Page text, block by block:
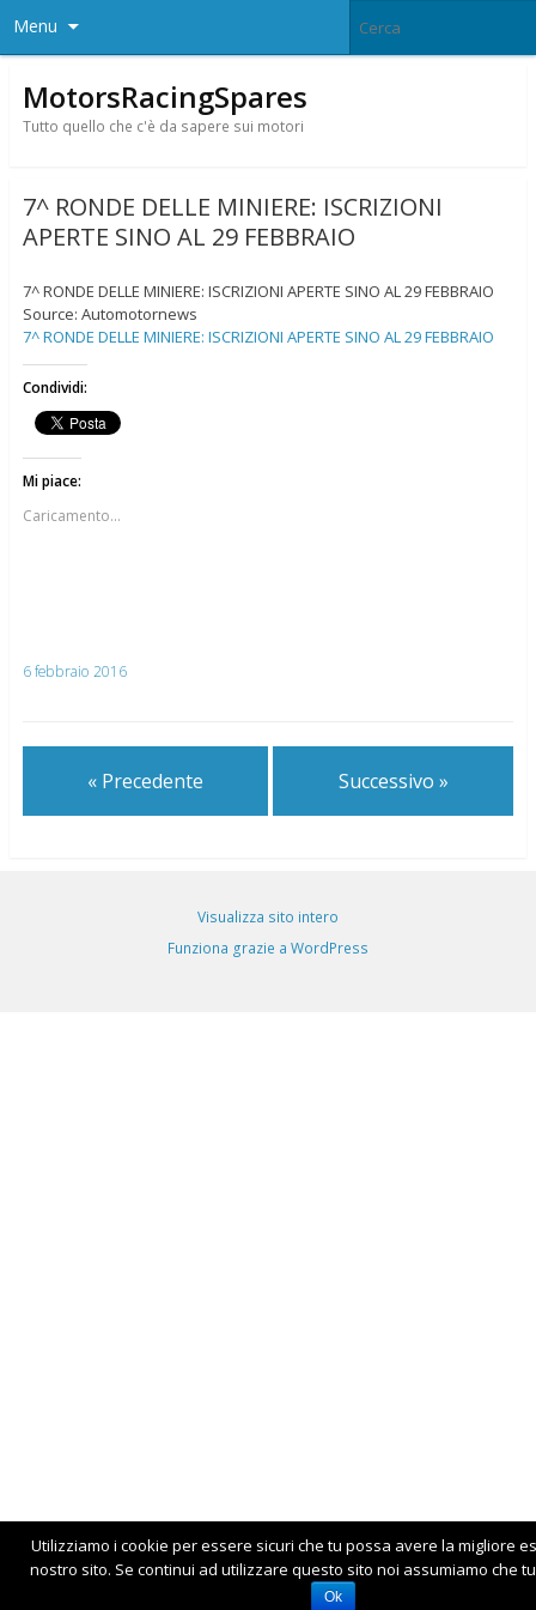
Menu
MotorsRacingSpares
Tutto quello che c'è da sapere sui motori
7^ RONDE DELLE MINIERE: ISCRIZIONI
APERTE SINO AL 29 FEBBRAIO
7^ RONDE DELLE MINIERE: ISCRIZIONI APERTE SINO AL 29 FEBBRAIO
Source: Automotornews
7^ RONDE DELLE MINIERE: ISCRIZIONI APERTE SINO AL 29 FEBBRAIO
Condividi:
Mi piace:
Caricamento...
6 febbraio 2016
« Precedente Successivo »
Visualizza sito intero
Funziona grazie a WordPress
Utilizziamo i cookie per essere sicuri che tu possa avere la migliore
nostro sito. Se continui ad utilizzare questo sito noi assumiamo che
Ok